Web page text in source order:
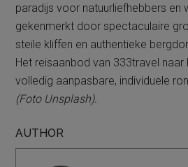
paradijs voor natuurliefhebbers en
gekenmerkt door spectaculaire
steile kliffen en authentieke
Het reisaanbod van 333travel
volledig aanpasbare, individuele
(Foto Unsplash).
AUTHOR